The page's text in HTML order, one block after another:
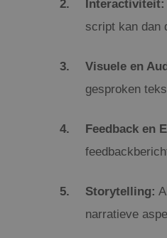
Interactiviteit:
script kan dan
Visuele en
gesproken
Feedback en
Storytelling:
narratieve